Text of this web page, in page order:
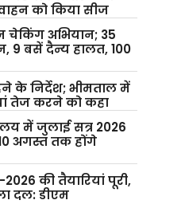
को किया सीज
चेकिंग अभियान; 35
9 बसें दैन्य हालत, 100
के निर्देश; भीमताल में
तेज करने को कहा
में जुलाई सत्र 2026
अगस्त तक होंगे
की तैयारियां पूरी,
दल: डीएम